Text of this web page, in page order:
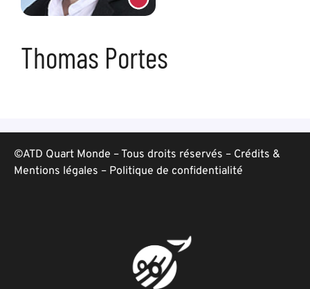
Thomas Portes
©ATD Quart Monde – Tous droits réservés – Crédits &
Mentions légales – Politique de confidentialité